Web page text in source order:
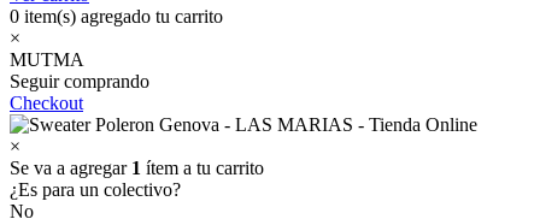
0 item(s) agregado tu carrito
×
MUTMA
Seguir comprando
Checkout
×
Se va a agregar 1 ítem a tu carrito
¿Es para un colectivo?
No